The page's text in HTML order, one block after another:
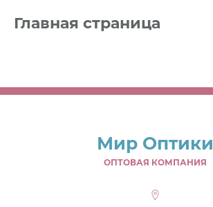
Главная страница
Мир Оптики
ОПТОВАЯ КОМПАНИЯ